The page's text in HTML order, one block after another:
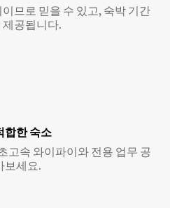
므로 믿을 수 있고, 숙박 기간
공됩니다.
합한 숙소
고속 와이파이와 전용 업무 공
보세요.